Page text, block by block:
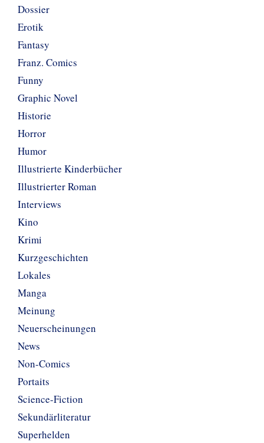
Dossier
Erotik
Fantasy
Franz. Comics
Funny
Graphic Novel
Historie
Horror
Humor
Illustrierte Kinderbücher
Illustrierter Roman
Interviews
Kino
Krimi
Kurzgeschichten
Lokales
Manga
Meinung
Neuerscheinungen
News
Non-Comics
Portaits
Science-Fiction
Sekundärliteratur
Superhelden